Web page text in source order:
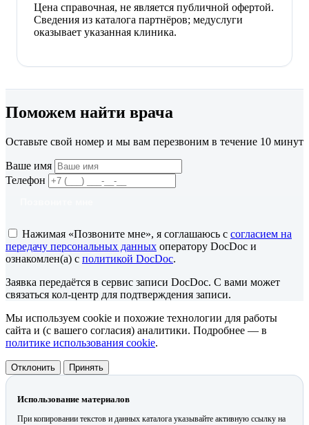
Цена справочная, не является публичной офертой.
Сведения из каталога партнёров; медуслуги
оказывает указанная клиника.
Поможем найти врача
Оставьте свой номер и мы вам перезвоним в течение 10 минут
Ваше имя
Телефон
Нажимая «Позвоните мне», я соглашаюсь с согласием на
передачу персональных данных оператору DocDoc и
ознакомлен(а) с политикой DocDoc.
Заявка передаётся в сервис записи DocDoc. С вами может
связаться кол-центр для подтверждения записи.
Мы используем cookie и похожие технологии для работы
сайта и (с вашего согласия) аналитики. Подробнее — в
политике использования cookie.
Отклонить Принять
Использование материалов
При копировании текстов и данных каталога указывайте активную ссылку на